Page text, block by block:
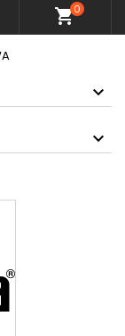
shopping_cart0